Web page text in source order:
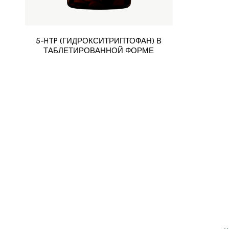
5-HTP (ГИДРОКСИТРИПТОФАН) В
ТАБЛЕТИРОВАННОЙ ФОРМЕ